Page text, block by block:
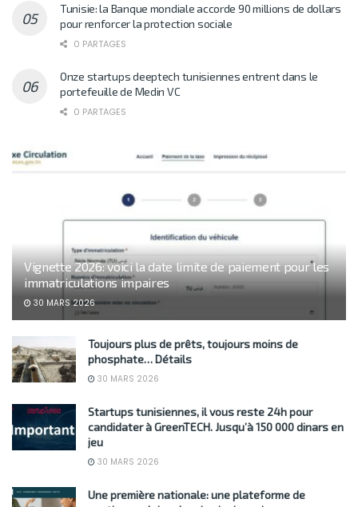
Tunisie: la Banque mondiale accorde 90 millions de dollars
pour renforcer la protection sociale
0 PARTAGES
Onze startups deeptech tunisiennes entrent dans le
portefeuille de Medin VC
0 PARTAGES
Vignette 2026: voici la date limite de paiement pour les
immatriculations impaires
30 MARS 2026
Toujours plus de prêts, toujours moins de
phosphate… Détails
30 MARS 2026
Startups tunisiennes, il vous reste 24h pour
candidater à GreenTECH. Jusqu’à 150 000 dinars en
jeu
30 MARS 2026
Une première nationale: une plateforme de